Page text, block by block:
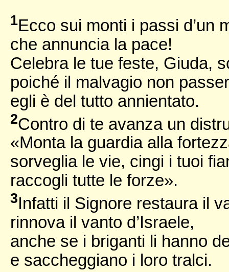
1Ecco sui monti i passi d’un
che annuncia la pace!
Celebra le tue feste, Giuda,
poiché il malvagio non
egli è del tutto annientato.
2Contro di te avanza un
«Monta la guardia alla
sorveglia le vie, cingi i tuoi
raccogli tutte le forze».
3Infatti il Signore restaura il
rinnova il vanto d’Israele,
anche se i briganti li hanno
e saccheggiano i loro tralci.